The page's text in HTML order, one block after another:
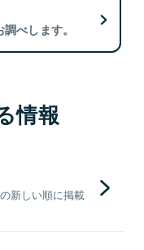
べします。
情報
新しい順に掲載